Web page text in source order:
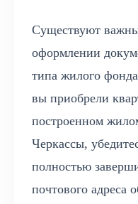
Существуют
оформлении
типа жилого
вы приобрели
построенном
Черкассы,
полностью
почтового адреса